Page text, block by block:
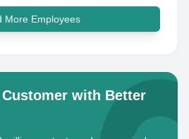
More Employees
with Better